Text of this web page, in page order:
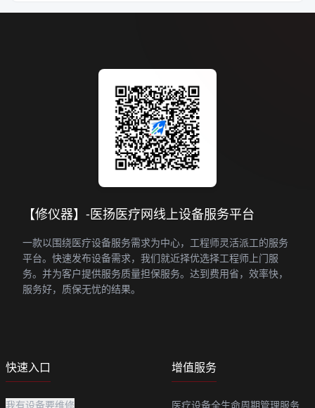
【修仪器】-医扬医疗网线上设备服务平台
一款以围绕医疗设备服务需求为中心，工程师灵活派工的服务
平台。快速发布设备需求，我们就近择优选择工程师上门服
务。并为客户提供服务质量担保服务。达到费用省，效率快，
服务好，质保无忧的结果。
快速入口
我有设备要维修
增值服务
医疗设备全生命周期管理服务